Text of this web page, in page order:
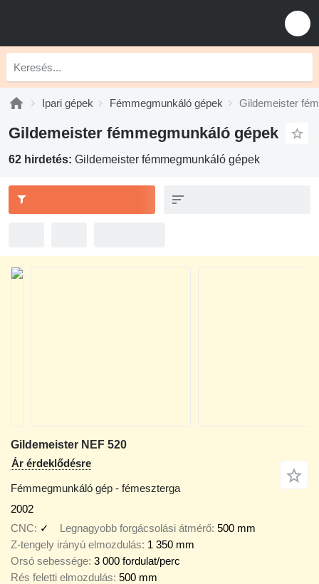
Ipari gépek Fémmegmunkáló gépek Gildemeister
Gildemeister fémmegmunkáló gépek
62 hirdetés: Gildemeister fémmegmunkáló gépek
Gildemeister NEF 520
Ár érdeklődésre
Fémmegmunkáló gép - fémeszterga
2002
CNC
✓ Legnagyobb forgácsolási átmérő 500 mm
Z-tengely irányú elmozdulás 1 350 mm
Orsó sebessége 3 000 fordulat/perc
Rés feletti elmozdulás 500 mm